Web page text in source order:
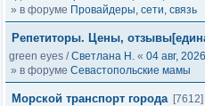
» в форуме Провайдеры, сети, связь
Репетиторы. Цены,
green eyes /Светлана Н. « 04 авг,
» в форуме Севастопольские мамы
Морской транспорт города [7612]